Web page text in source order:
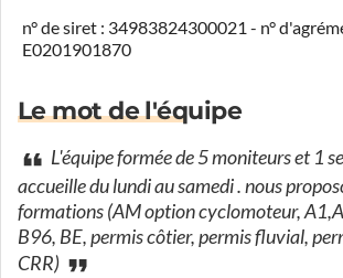
n° de siret : 34983824300021 - n°
E0201901870
Le mot de l'équipe
L'équipe formée de 5 moniteurs et 1
accueille du lundi au samedi . nous
formations (AM option cyclomoteur,
B96, BE, permis côtier, permis fluvial,
CRR)